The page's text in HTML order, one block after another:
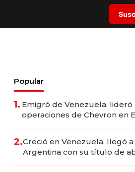
Popular
1. Emigró de Venezuela, lideró
operaciones de Chevron en
2.Creció en Venezuela, llegó a
Argentina con su título de